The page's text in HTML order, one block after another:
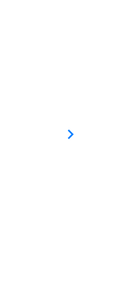
navigate_next